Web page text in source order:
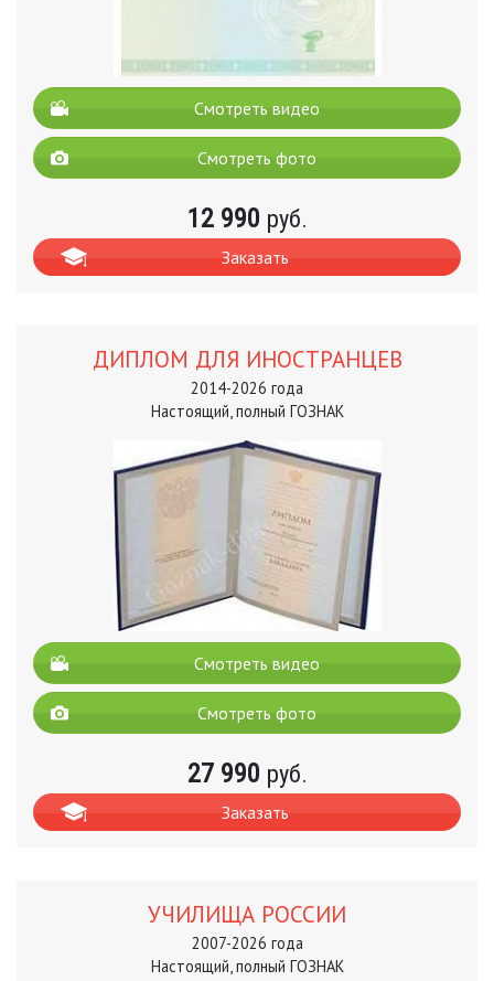
Смотреть видео
Смотреть фото
12 990 руб.
Заказать
ДИПЛОМ ДЛЯ ИНОСТРАНЦЕВ
2014-2026 года
Настоящий, полный ГОЗНАК
Смотреть видео
Смотреть фото
27 990 руб.
Заказать
УЧИЛИЩА РОССИИ
2007-2026 года
Настоящий, полный ГОЗНАК